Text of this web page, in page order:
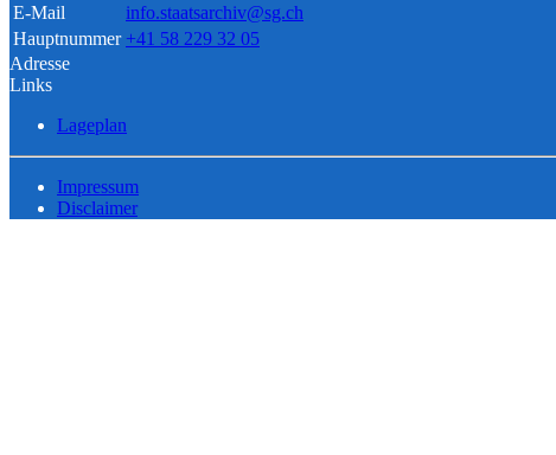
E-Mail
info.staatsarchiv@sg.ch
Hauptnummer +41 58 229 32 05
Adresse
Links
Lageplan
Impressum
Disclaimer